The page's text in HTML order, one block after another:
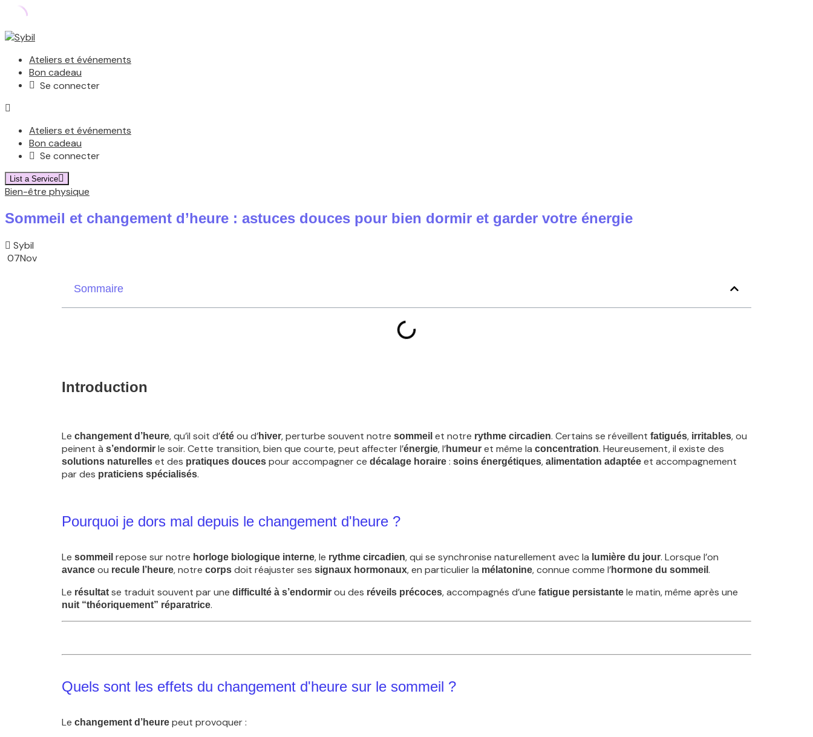
Ateliers et événements
Bon cadeau
Se connecter
Ateliers et événements
Bon cadeau
Se connecter
List a Service
Bien-être physique
Sommeil et changement d’heure : astuces douces pour bien dormir et garder votre énergie
Sybil
07Nov
Sommaire
Introduction
Le changement d’heure, qu’il soit d’été ou d’hiver, perturbe souvent notre sommeil et notre rythme circadien. Certains se réveillent fatigués, irritables, ou
peinent à s’endormir le soir. Cette transition, bien que courte, peut affecter l’énergie, l’humeur et même la concentration. Heureusement, il existe des
solutions naturelles et des pratiques douces pour accompagner ce décalage horaire : soins énergétiques, alimentation adaptée et accompagnement
par des praticiens spécialisés.
Pourquoi je dors mal depuis le changement d'heure ?
Le sommeil repose sur notre horloge biologique interne, le rythme circadien, qui se synchronise naturellement avec la lumière du jour. Lorsque l’on
avance ou recule l’heure, notre corps doit réajuster ses signaux hormonaux, en particulier la mélatonine, connue comme l’hormone du sommeil .
Le résultat se traduit souvent par une difficulté à s’endormir ou des réveils précoces, accompagnés d’une fatigue persistante le matin, même après une
nuit “théoriquement” réparatrice.
Quels sont les effets du changement d'heure sur le sommeil ?
Le changement d’heure peut provoquer :